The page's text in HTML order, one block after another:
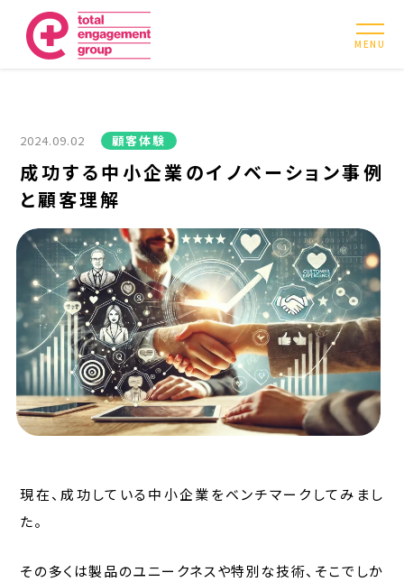
MENU
2024.09.02 顧客体験
成功する中小企業のイノベーション事例
と顧客理解
現在、成功している中小企業をベンチマークしてみまし
た。
その多くは製品のユニークネスや特別な技術、そこでしか